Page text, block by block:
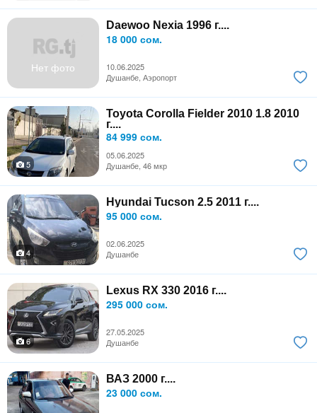
Нет фото
Daewoo Nexia 1996 г....
18 000 сом.
10.06.2025
Душанбе, Аэропорт
Toyota Corolla Fielder 2010 1.8 2010
г....
84 999 сом.
05.06.2025
5
Душанбе, 46 мкр
Hyundai Tucson 2.5 2011 г....
95 000 сом.
02.06.2025
4
Душанбе
Lexus RX 330 2016 г....
295 000 сом.
27.05.2025
6
Душанбе
ВАЗ 2000 г....
23 000 сом.